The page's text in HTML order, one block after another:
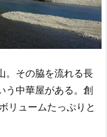
。その脇を流れる長
う中華屋がある。創
リュームたっぷりと